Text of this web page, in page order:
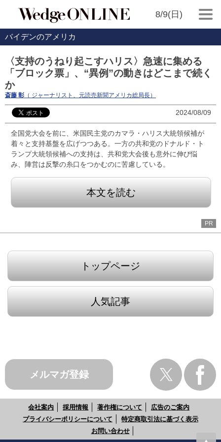
8/9(日)
バイデンのアメリカ
〈支持のうねり起こすハリス〉急速に集める
「ブロック票」、“異例”の動きはどこまで続く
か
斎藤 彰 （ ジャーナリスト、元読売新聞アメリカ総局長）
2024/08/09
全国党大会を前に、米国民主党のカマラ・ハリス大統領候補が
着々と支持基盤を広げつつある。一方の共和党のドナルド・ト
ランプ大統領候補への支持は、共和党大会後も意外に伸び悩
み、陣営は反撃の糸口をつかむのに苦慮している。
本文を読む
PR
トップページ
人気記事
メルマガ登録
会社案内 採用情報 著作権について
広告のご案内
プライバシーポリシーについて
特定商取引法に基づく表示
お問い合わせ